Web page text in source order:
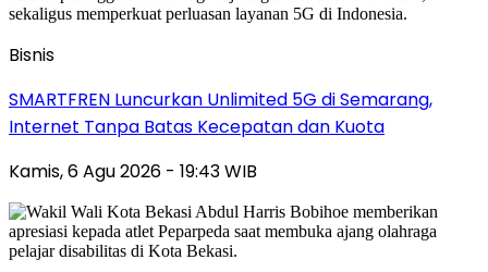
Bisnis
SMARTFREN Luncurkan Unlimited 5G di Semarang,
Internet Tanpa Batas Kecepatan dan Kuota
Kamis, 6 Agu 2026 - 19:43 WIB